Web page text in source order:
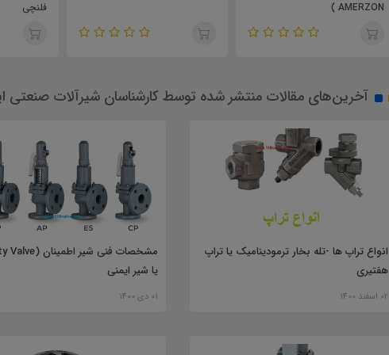
آخرین‌های مقالات منتشر شده توسط کارشناسان شیرآلات صنعتی
انواع تراپ ها -تله بخار ترمودینامیک یا تراپ
هفتیری
02 اسفند 1400
یا شیر ایمنی
01 دی 1400